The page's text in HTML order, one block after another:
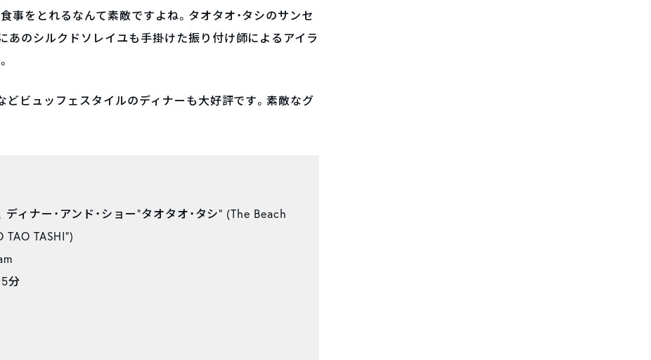
事をとれるなんて素敵ですよね。タオタオ・タシのサンセ
あのシルクドソレイユも手掛けた振り付け師によるアイラ
どビュッフェスタイルのディナーも大好評です。素敵なグ
ディナー・アンド・ショー“タオタオ・タシ” (The Beach
TASHI”)
分